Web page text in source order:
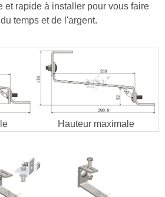
et rapide à installer pour vous faire
temps et de l'argent.
Hauteur maximale